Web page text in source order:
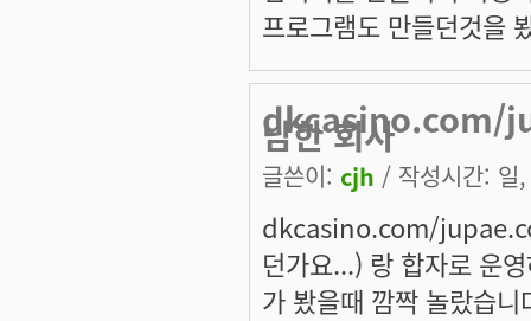
프로그램도 만들던것을
dkcasino.com/
남한 회사
글쓴이: cjh / 작성시간:
dkcasino.com/
던가요...) 랑 합자로 운
가 봤을때 깜짝 놀랐습